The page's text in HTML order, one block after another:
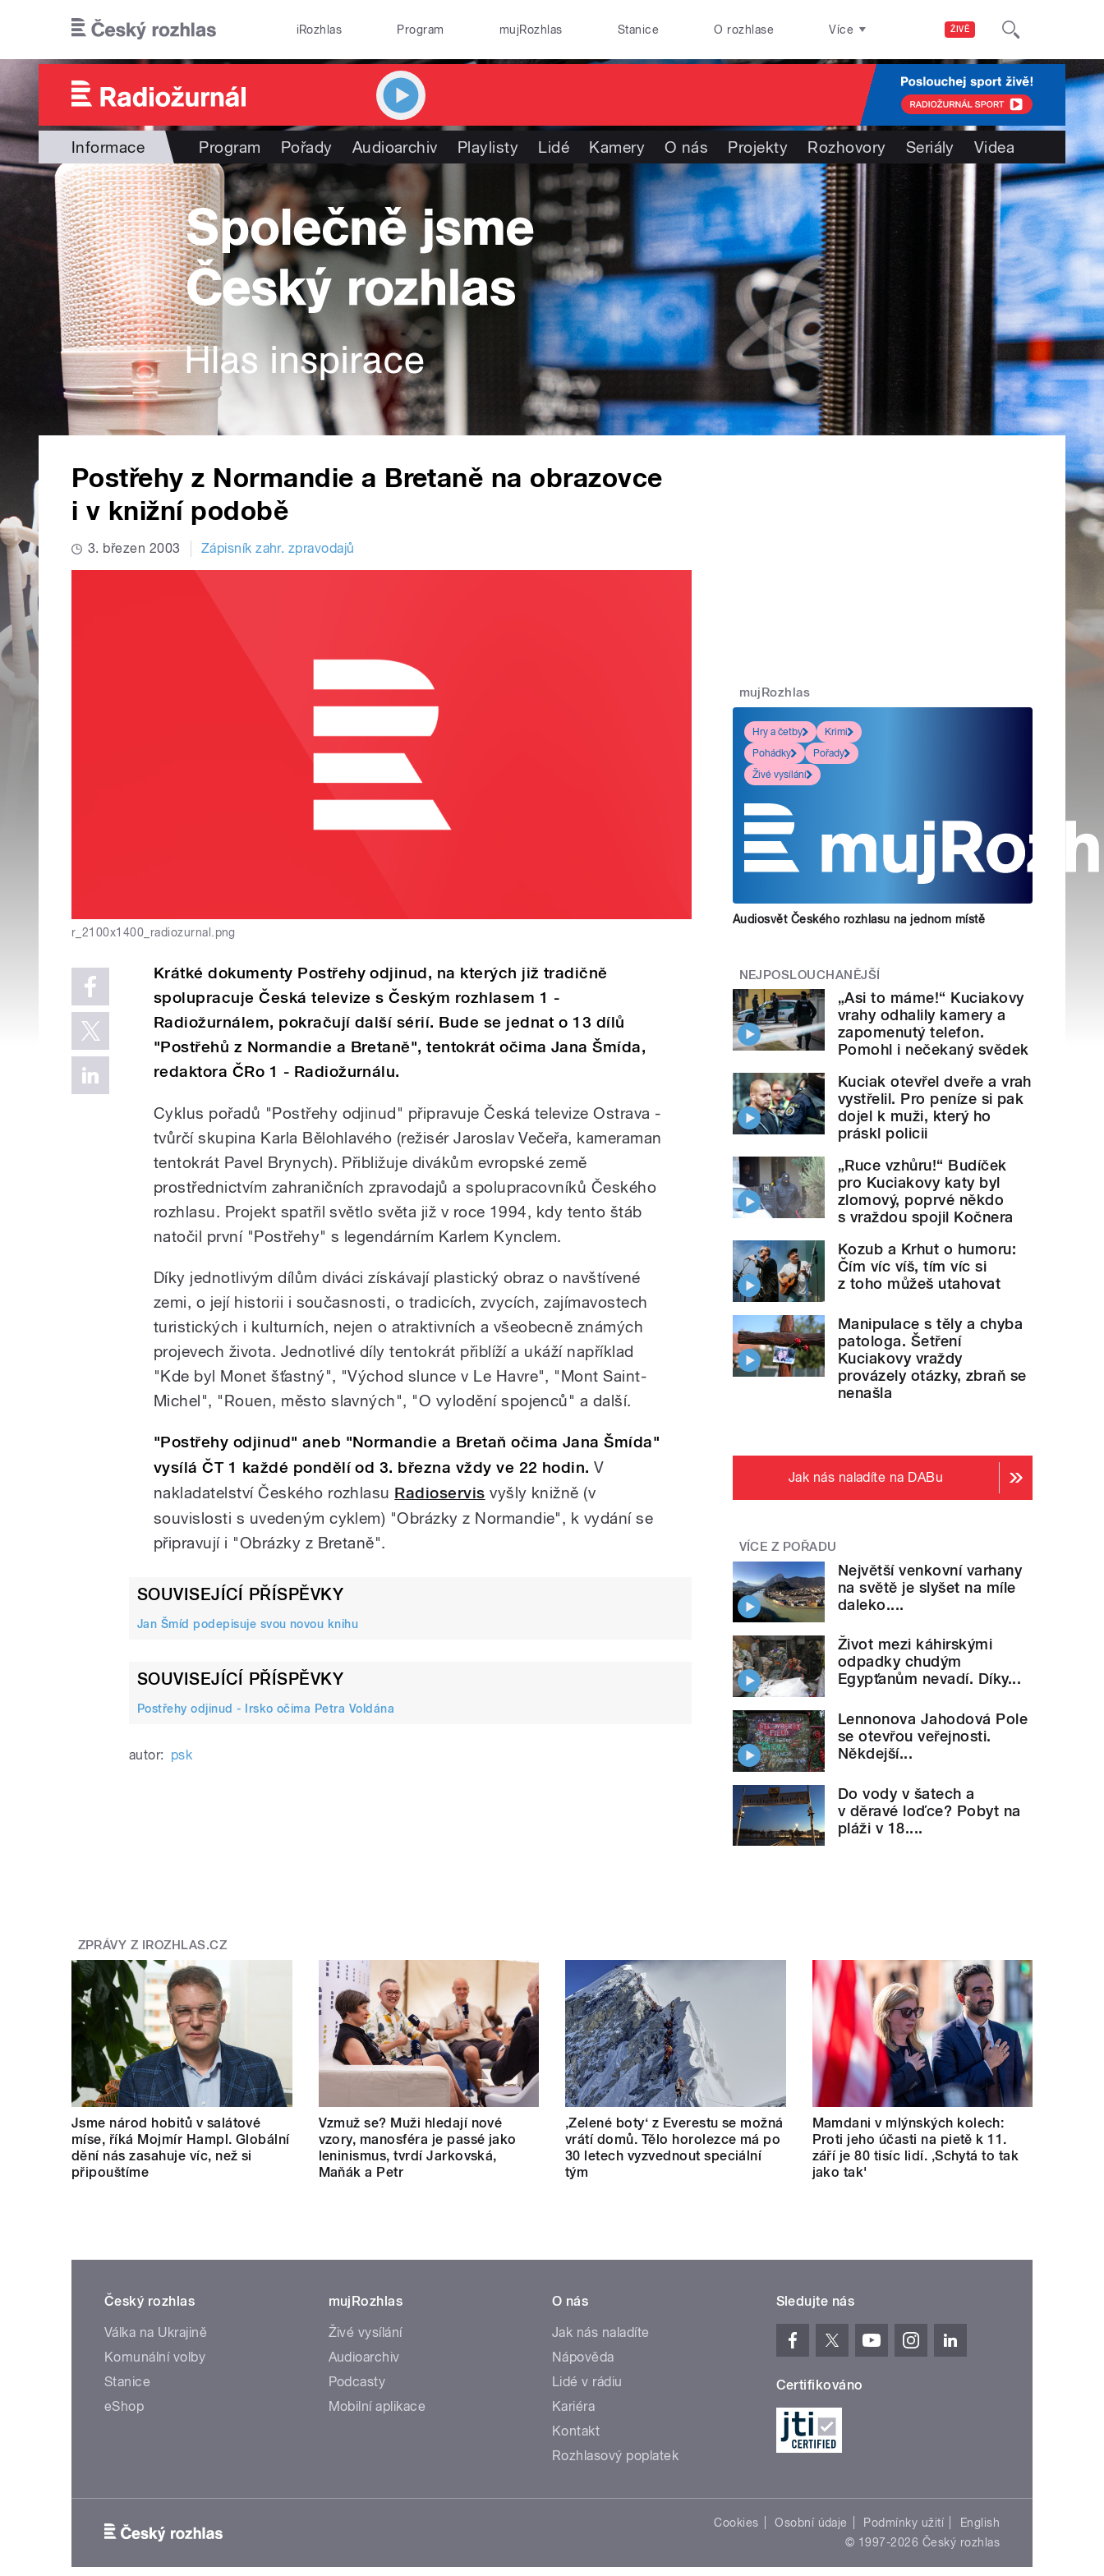
ŽIVĚ
iRozhlas Program mujRozhlas Stanice O rozhlase Více
Informace Program Pořady Audioarchiv Playlisty Lidé Kamery O nás Projekty Rozhovory Seriály Videa
Postřehy z Normandie a Bretaně na obrazovce
i v knižní podobě
3. březen 2003 Zápisník zahr. zpravodajů
r_2100x1400_radiozurnal.png
Krátké dokumenty Postřehy odjinud, na kterých již tradičně
spolupracuje Česká televize s Českým rozhlasem 1 -
Radiožurnálem, pokračují další sérií. Bude se jednat o 13 dílů
"Postřehů z Normandie a Bretaně", tentokrát očima Jana Šmída,
redaktora ČRo 1 - Radiožurnálu.
Cyklus pořadů "Postřehy odjinud" připravuje Česká televize Ostrava -
tvůrčí skupina Karla Bělohlavého (režisér Jaroslav Večeřa, kameraman
tentokrát Pavel Brynych). Přibližuje divákům evropské země
prostřednictvím zahraničních zpravodajů a spolupracovníků Českého
rozhlasu. Projekt spatřil světlo světa již v roce 1994, kdy tento štáb
natočil první "Postřehy" s legendárním Karlem Kynclem.
Díky jednotlivým dílům diváci získávají plastický obraz o navštívené
zemi, o její historii i současnosti, o tradicích, zvycích, zajímavostech
turistických i kulturních, nejen o atraktivních a všeobecně známých
projevech života. Jednotlivé díly tentokrát přiblíží a ukáží například
"Kde byl Monet šťastný", "Východ slunce v Le Havre", "Mont Saint-
Michel", "Rouen, město slavných", "O vylodění spojenců" a další.
"Postřehy odjinud" aneb "Normandie a Bretaň očima Jana Šmída"
vysílá ČT 1 každé pondělí od 3. března vždy ve 22 hodin. V
nakladatelství Českého rozhlasu Radioservis vyšly knižně (v
souvislosti s uvedeným cyklem) "Obrázky z Normandie", k vydání se
připravují i "Obrázky z Bretaně".
SOUVISEJÍCÍ PŘÍSPĚVKY
Jan Šmíd podepisuje svou novou knihu
SOUVISEJÍCÍ PŘÍSPĚVKY
Postřehy odjinud - Irsko očima Petra Voldána
autor: psk
mujRozhlas
Hry a četby
Krimi
Pohádky
Pořady
Živé vysílání
Audiosvět Českého rozhlasu na jednom místě
NEJPOSLOUCHANĚJŠÍ
„Asi to máme!“ Kuciakovy
vrahy odhalily kamery a
zapomenutý telefon.
Pomohl i nečekaný svědek
Kuciak otevřel dveře a vrah
vystřelil. Pro peníze si pak
dojel k muži, který ho
práskl policii
„Ruce vzhůru!“ Budíček
pro Kuciakovy katy byl
zlomový, poprvé někdo
s vraždou spojil Kočnera
Kozub a Krhut o humoru:
Čím víc víš, tím víc si
z toho můžeš utahovat
Manipulace s těly a chyba
patologa. Šetření
Kuciakovy vraždy
provázely otázky, zbraň se
nenašla
Jak nás naladíte na DABu
VÍCE Z POŘADU
Největší venkovní varhany
na světě je slyšet na míle
daleko....
Život mezi káhirskými
odpadky chudým
Egypťanům nevadí. Díky...
Lennonova Jahodová Pole
se otevřou veřejnosti.
Někdejší...
Do vody v šatech a
v děravé loďce? Pobyt na
pláži v 18....
ZPRÁVY Z IROZHLAS.CZ
Jsme národ hobitů v salátové
míse, říká Mojmír Hampl. Globální
dění nás zasahuje víc, než si
připouštíme
Vzmuž se? Muži hledají nové
vzory, manosféra je passé jako
leninismus, tvrdí Jarkovská,
Maňák a Petr
‚Zelené boty‘ z Everestu se možná
vrátí domů. Tělo horolezce má po
30 letech vyzvednout speciální
tým
Mamdani v mlýnských kolech:
Proti jeho účasti na pietě k 11.
září je 80 tisíc lidí. ‚Schytá to tak
jako tak'
Český rozhlas
Válka na Ukrajině
Komunální volby
Stanice
eShop
mujRozhlas
Živé vysílání
Audioarchiv
Podcasty
Mobilní aplikace
O nás
Jak nás naladíte
Nápověda
Lidé v rádiu
Kariéra
Kontakt
Rozhlasový poplatek
Sledujte nás
Certifikováno
Cookies Osobní údaje Podmínky užití
English
© 1997-2026 Český rozhlas